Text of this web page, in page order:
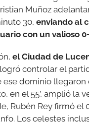
Muñoz
30, enviando al
con un valioso
el Ciudad de
controlar el
ese dominio llegaron
en el 55’, amplió la
Rubén Rey firmó el
Los celestes